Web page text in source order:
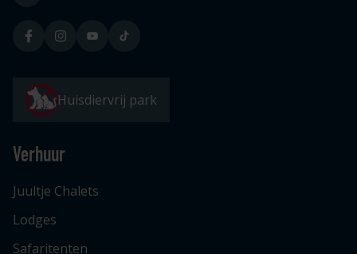
Huisdiervrij park
Verhuur
Juultje Chalets
Lodges
Safaritenten